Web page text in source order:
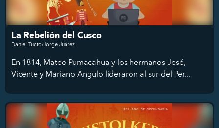
La Rebelión del Cusco
Daniel Tucto/Jorge Juárez
En 1814, Mateo Pumacahua y los hermanos José,
Vicente y Mariano Angulo lideraron al sur del Per...